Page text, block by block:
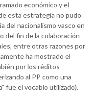
económico y el
esta estrategia no pudo
del nacionalismo vasco en
del fin de la colaboración
entre otras razones por
ha mostrado el
por los réditos
al PP como una
fue el vocablo utilizado).